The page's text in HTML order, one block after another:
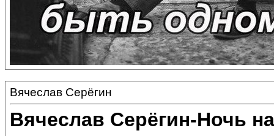
Вячеслав Серёгин
Вячеслав Серёгин-Ночь